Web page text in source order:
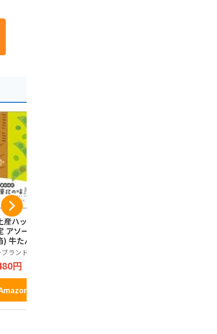
産ハッピー 東北
アソート 24枚
) 牛たん風味 ず
味 ほたてバター
3種
ランド品
円
で見る